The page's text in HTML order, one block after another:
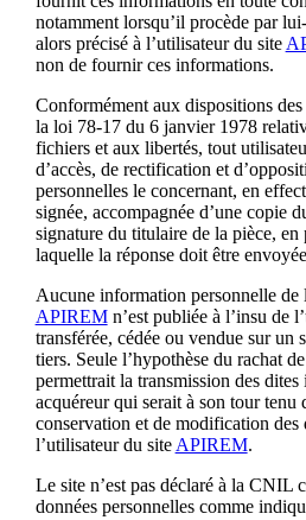
notamment lorsqu’il procède par
alors précisé à l’utilisateur du site
non de fournir ces informations.
Conformément aux dispositions
la loi 78-17 du 6 janvier 1978
fichiers et aux libertés, tout
d’accès, de rectification et
personnelles le concernant, en
signée, accompagnée d’une copie
signature du titulaire de la pièce, en
laquelle la réponse doit être
Aucune information personnelle de
APIREMn’est publiée à l’insu de
transférée, cédée ou vendue sur un
tiers. Seule l’hypothèse du rachat de
permettrait la transmission des
acquéreur qui serait à son tour tenu
conservation et de modification des
l’utilisateur du site APIREM.
Le site n’est pas déclaré à la CNIL
données personnelles comme